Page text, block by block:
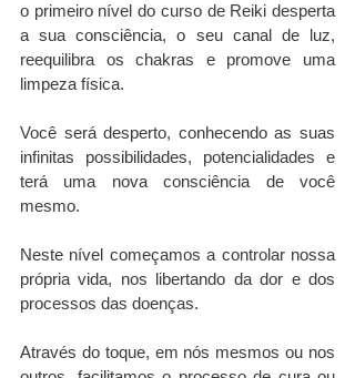
o primeiro nível do curso de Reiki desperta
a sua consciência, o seu canal de luz,
reequilibra os chakras e promove uma
limpeza física.
Você será desperto, conhecendo as suas
infinitas possibilidades, potencialidades e
terá uma nova consciência de você
mesmo.
Neste nível começamos a controlar nossa
própria vida, nos libertando da dor e dos
processos das doenças.
Através do toque, em nós mesmos ou nos